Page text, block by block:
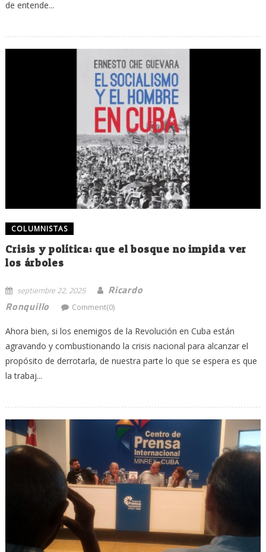
de entende...
COLUMNISTAS
Crisis y política: que el bosque no impida ver
los árboles
septiembre 22, 2025
Ricardo
Ronquillo
Comment(0)
Ahora bien, si los enemigos de la Revolución en Cuba están
agravando y combustionando la crisis nacional para alcanzar el
propósito de derrotarla, de nuestra parte lo que se espera es que
la trabaj...